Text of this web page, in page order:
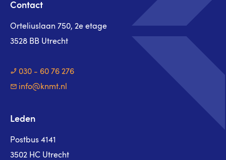
Contact
Orteliuslaan 750, 2e etage
3528 BB Utrecht
030 - 60 76 276
info@knmt.nl
Leden
Postbus 4141
3502 HC Utrecht